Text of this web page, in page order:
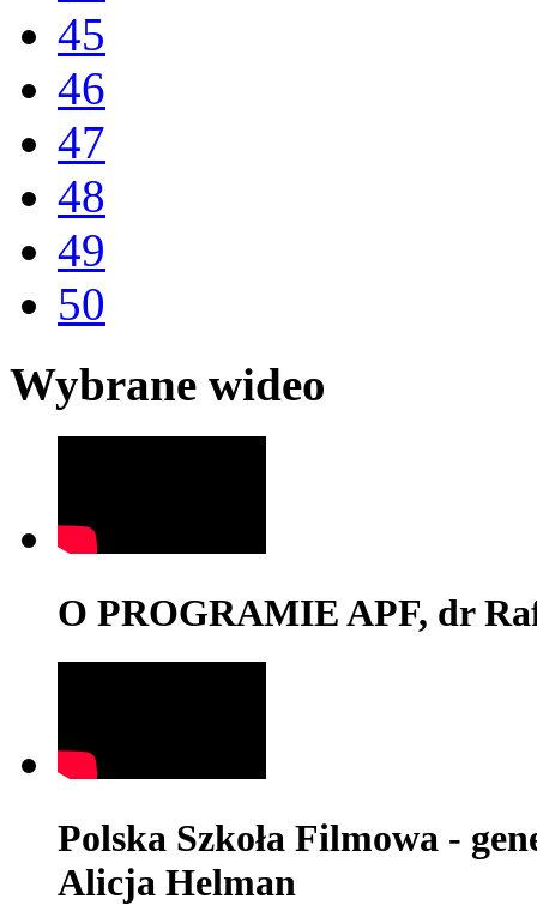
45
46
47
48
49
50
Wybrane wideo
O PROGRAMIE APF, dr
Polska Szkoła Filmowa -
Alicja Helman